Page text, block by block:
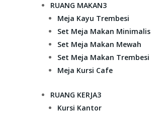
RUANG MAKAN3
Meja Kayu Trembesi
Set Meja Makan Minimalis
Set Meja Makan Mewah
Set Meja Makan Trembesi
Meja Kursi Cafe
RUANG KERJA3
Kursi Kantor